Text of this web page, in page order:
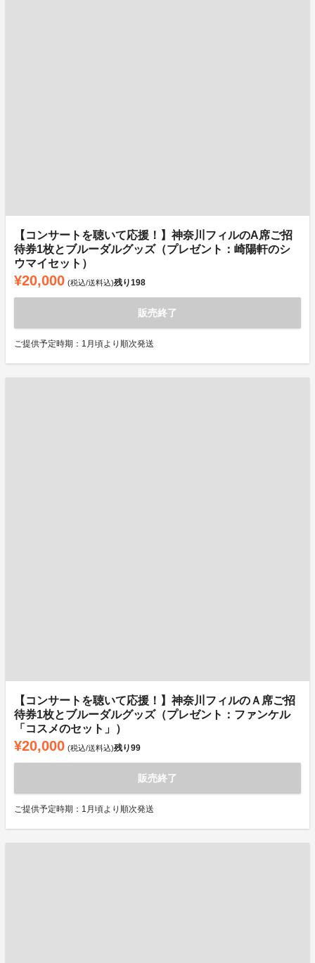
【コンサートを聴いて応援！】神奈川フィルのA席ご招
待券1枚とブルーダルグッズ（プレゼント：崎陽軒のシ
ウマイセット）
¥20,000 (税込/送料込)残り198
販売終了
ご提供予定時期：1月頃より順次発送
【コンサートを聴いて応援！】神奈川フィルのＡ席ご招
待券1枚とブルーダルグッズ（プレゼント：ファンケル
「コスメのセット」）
¥20,000 (税込/送料込)残り99
販売終了
ご提供予定時期：1月頃より順次発送